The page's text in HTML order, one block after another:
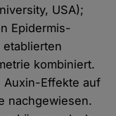
USA);
Epidermis-
kombiniert.
Effekte auf
nachgewiesen.